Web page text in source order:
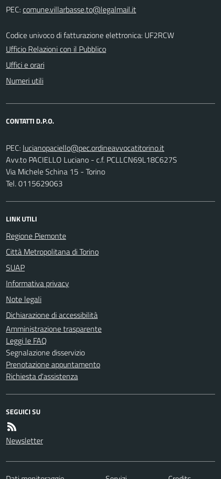
PEC:
Codice univoco di fatturazione elettronica: UF2RCW
Ufficio Relazioni con il Pubblico
Uffici e orari
Numeri utili
CONTATTI D.P.O.
PEC:
Avv.to PACIELLO Luciano - c.f. PCLLCN69L18C627S
Via Michele Schina 15 - Torino
Tel. 0115629063
LINK UTILI
Regione Piemonte
Città Metropolitana di Torino
SUAP
Informativa privacy
Note legali
Dichiarazione di accessibilità
Amministrazione trasparente
Leggi le FAQ
Segnalazione disservizio
Prenotazione appuntamento
Richiesta d'assistenza
SEGUICI SU
Newsletter